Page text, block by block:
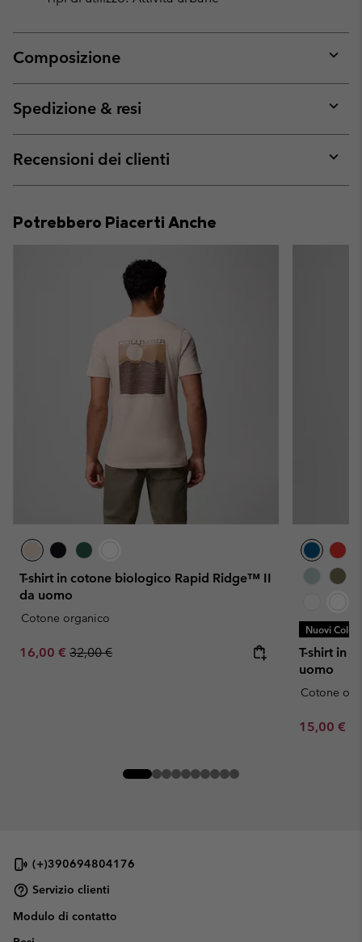
Composizione
or
Spedizione & resi
or
Recensioni dei clienti
or
Potrebbero Piacerti Anche
T-shirt in cotone biologico Rapid Ridge™ II
da uomo
Cotone organico
Sale price:
16,00 € Regular price:
32,00 €
Nuovi Colori
T-shirt in
uomo
Cotone
Minimum
15,00 €
(+)390694804176
Servizio clienti
Modulo di contatto